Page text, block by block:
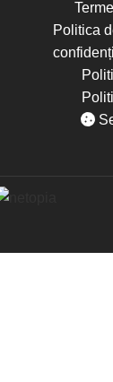
Politica